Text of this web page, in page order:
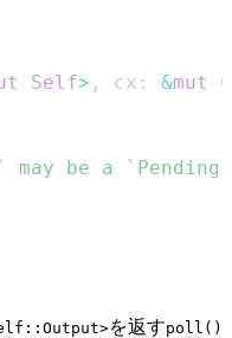
Self> , cx : &mut
be a
を返すpoll()